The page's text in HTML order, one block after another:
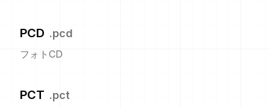
PCD .pcd
フォトCD
PCT .pct